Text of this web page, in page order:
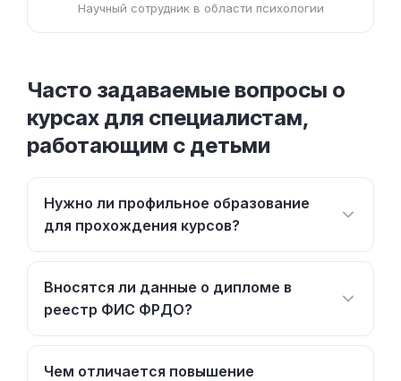
Научный сотрудник в области психологии
Часто задаваемые вопросы о
курсах для специалистам,
работающим с детьми
Нужно ли профильное образование
для прохождения курсов?
Вносятся ли данные о дипломе в
реестр ФИС ФРДО?
Чем отличается повышение